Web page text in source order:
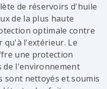
de réservoirs d'huile
de la plus haute
optimale contre
l'extérieur. Le
une protection
de l'environnement
sont nettoyés et soumis